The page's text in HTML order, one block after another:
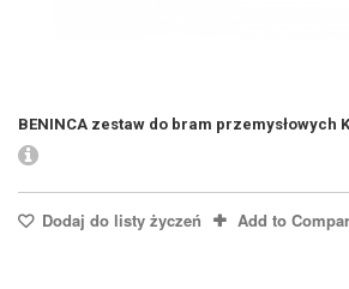
BENINCA zestaw do bram przemysłowych
Dodaj do listy życzeń Add to